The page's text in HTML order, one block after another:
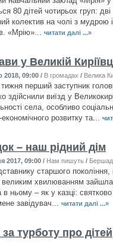
80 дітей чотирьох груп:
колектив на чолі з
«Мрію»... читати далі ...»
у Великій
2018, 09:00 / В громадах / Велика
перший заступник
здійснили виїзд у
села, особливо
розвитку та...
– наш рідний дім
2017, 09:00 / Нам пишуть /
старшого
великим хвилюванням
в ньому – як у казці:
завідувач... читати далі ...»
турботу про дітей